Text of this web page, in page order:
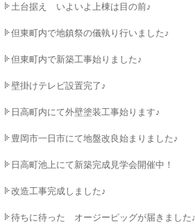
土台据え いよいよ上棟は目の前♪
但東町内で地鎮祭の儀執り行いました♪
但東町内で新築工事始りました♪
壁掛けテレビ設置完了♪
日高町内にて外壁塗装工事始ります♪
豊岡市一日市にて地盤改良始まりました♪
日高町池上にて新築完成見学会開催中！
改造工事完成しました♪
待ちに待った オージーピッグが届きました♪